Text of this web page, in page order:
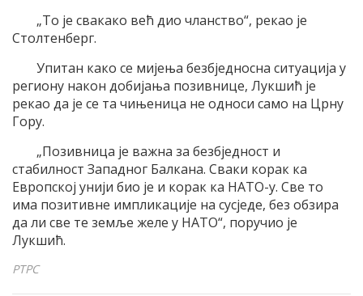
„То је свакако већ дио чланство“, рекао је
Столтенберг.
Упитан како се мијења безбједносна ситуација у
региону након добијања позивнице, Лукшић је
рекао да је се та чињеница не односи само на Црну
Гору.
„Позивница је важна за безбједност и
стабилност Западног Балкана. Сваки корак ка
Европској унији био је и корак ка НАТО-у. Све то
има позитивне импликације на сусједе, без обзира
да ли све те земље желе у НАТО“, поручио је
Лукшић.
РТРС